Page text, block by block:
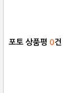
포토 상품평 0건